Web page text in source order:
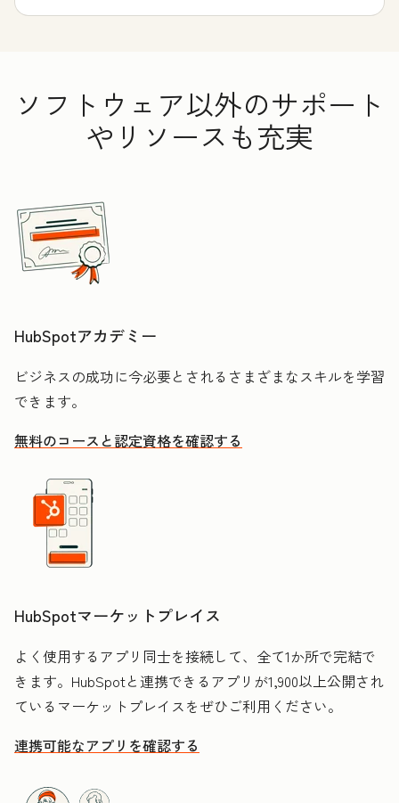
ソフトウェア以外のサポート
やリソースも充実
HubSpotアカデミー
ビジネスの成功に今必要とされるさまざまなスキルを学習
できます。
無料のコースと認定資格を確認する
HubSpotマーケットプレイス
よく使用するアプリ同士を接続して、全て1か所で完結で
きます。HubSpotと連携できるアプリが1,900以上公開され
ているマーケットプレイスをぜひご利用ください。
連携可能なアプリを確認する